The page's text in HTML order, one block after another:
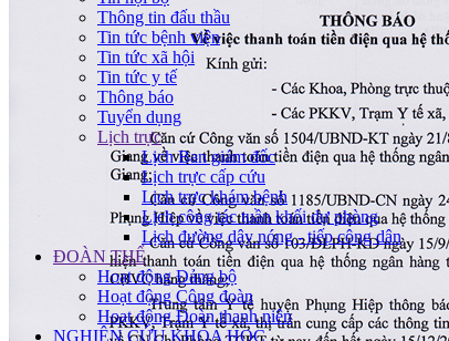
Thông tin đấu thầu
Tin tức bệnh viện
Tin tức xã hội
Tin tức y tế
Thông báo
Tuyển dụng
Lịch trực
Lịch Ban giám đốc
Lịch trực cấp cứu
Lịch trực khám bệnh
Lịch công tác tuần khối dự phòng
Lịch đường dây nóng - tiếp công dân
ĐOÀN THỂ
Hoạt động Đảng bộ
Hoạt động Công đoàn
Hoạt động Đoàn thanh niên
NGHIÊN CỨU KHOA HỌC